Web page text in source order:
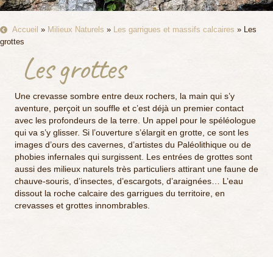
Accueil » Milieux Naturels » Les garrigues et massifs calcaires » Les
grottes
Les grottes
Une crevasse sombre entre deux rochers, la main qui s’y
aventure, perçoit un souffle et c’est déjà un premier contact
avec les profondeurs de la terre. Un appel pour le spéléologue
qui va s’y glisser. Si l’ouverture s’élargit en grotte, ce sont les
images d’ours des cavernes, d’artistes du Paléolithique ou de
phobies infernales qui surgissent. Les entrées de grottes sont
aussi des milieux naturels très particuliers attirant une faune de
chauve-souris, d’insectes, d’escargots, d’araignées… L’eau
dissout la roche calcaire des garrigues du territoire, en
crevasses et grottes innombrables.